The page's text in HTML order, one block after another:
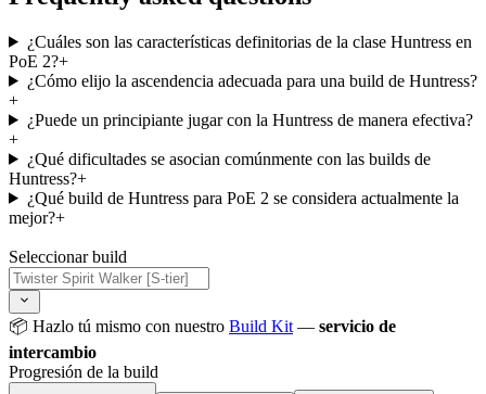
¿Cuáles son las características definitorias de la clase Huntress en
PoE 2?+
¿Cómo elijo la ascendencia adecuada para una build de Huntress?
+
¿Puede un principiante jugar con la Huntress de manera efectiva?
+
¿Qué dificultades se asocian comúnmente con las builds de
Huntress?+
¿Qué build de Huntress para PoE 2 se considera actualmente la
mejor?+
Seleccionar build
📦 Hazlo tú mismo con nuestro Build Kit — servicio de
intercambio
Progresión de la build